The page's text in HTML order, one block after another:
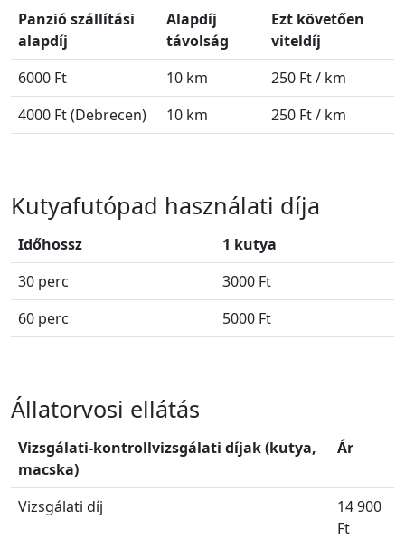
Panzió szállítási
alapdíj
Alapdíj
távolság
Ezt követően
viteldíj
6000 Ft
10 km
250 Ft / km
4000 Ft (Debrecen)
10 km 250 Ft / km
Kutyafutópad használati díja
Időhossz
1 kutya
30 perc
3000 Ft
60 perc
5000 Ft
Állatorvosi ellátás
Vizsgálati-kontrollvizsgálati díjak (kutya,
macska)
Ár
Vizsgálati díj
14 900
Ft